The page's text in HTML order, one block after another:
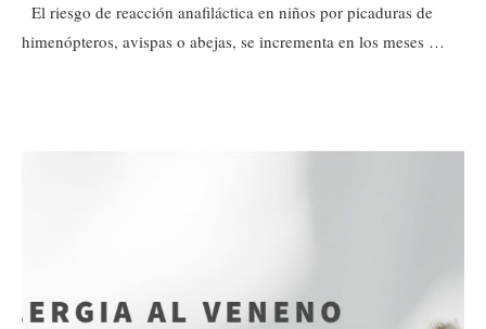
El riesgo de reacción anafiláctica en niños por picaduras de
himenópteros, avispas o abejas, se incrementa en los meses …